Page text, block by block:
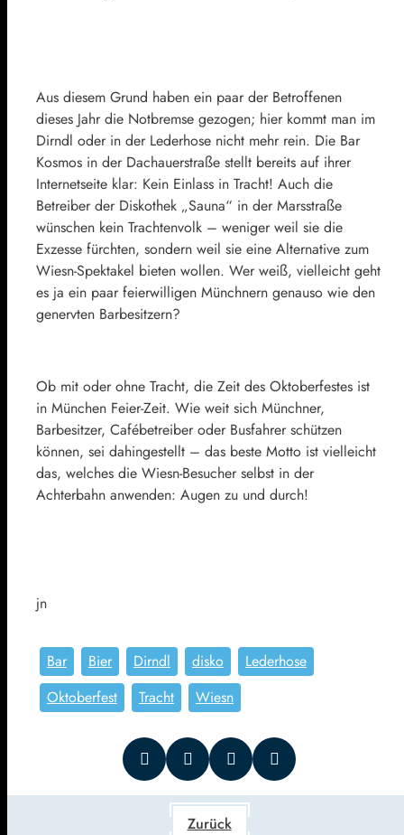
Aus diesem Grund haben ein paar der Betroffenen
dieses Jahr die Notbremse gezogen; hier kommt man im
Dirndl oder in der Lederhose nicht mehr rein. Die Bar
Kosmos in der Dachauerstraße stellt bereits auf ihrer
Internetseite klar: Kein Einlass in Tracht! Auch die
Betreiber der Diskothek „Sauna“ in der Marsstraße
wünschen kein Trachtenvolk – weniger weil sie die
Exzesse fürchten, sondern weil sie eine Alternative zum
Wiesn-Spektakel bieten wollen. Wer weiß, vielleicht geht
es ja ein paar feierwilligen Münchnern genauso wie den
genervten Barbesitzern?
Ob mit oder ohne Tracht, die Zeit des Oktoberfestes ist
in München Feier-Zeit. Wie weit sich Münchner,
Barbesitzer, Cafébetreiber oder Busfahrer schützen
können, sei dahingestellt – das beste Motto ist vielleicht
das, welches die Wiesn-Besucher selbst in der
Achterbahn anwenden: Augen zu und durch!
jn
Bar Bier Dirndl disko
Lederhose
Oktoberfest
Tracht Wiesn
Zurück